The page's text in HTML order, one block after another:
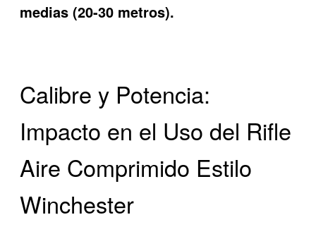
medias (20-30 metros).
Calibre y Potencia:
Impacto en el Uso del Rifle
Aire Comprimido Estilo
Winchester